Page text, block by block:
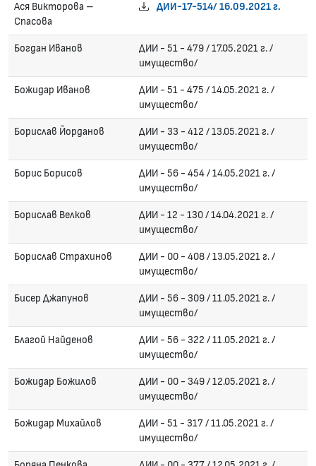
Ася Викторова –
Спасова
ДИИ-17-514/ 16.09.2021 г.
Богдан Иванов
ДИИ - 51 - 479 / 17.05.2021 г. /
имущество/
Божидар Иванов
ДИИ - 51 - 475 / 14.05.2021 г. /
имущество/
Борислав Йорданов
ДИИ - 33 - 412 / 13.05.2021 г. /
имущество/
Борис Борисов
ДИИ - 56 - 454 / 14.05.2021 г. /
имущество/
Борислав Велков
ДИИ - 12 - 130 / 14.04.2021 г. /
имущество/
Борислав Страхинов
ДИИ - 00 - 408 / 13.05.2021 г. /
имущество/
Бисер Джапунов
ДИИ - 56 - 309 / 11.05.2021 г. /
имущество/
Благой Найденов
ДИИ - 56 - 322 / 11.05.2021 г. /
имущество/
Божидар Божилов
ДИИ - 00 - 349 / 12.05.2021 г. /
имущество/
Божидар Михайлов
ДИИ - 51 - 317 / 11.05.2021 г. /
имущество/